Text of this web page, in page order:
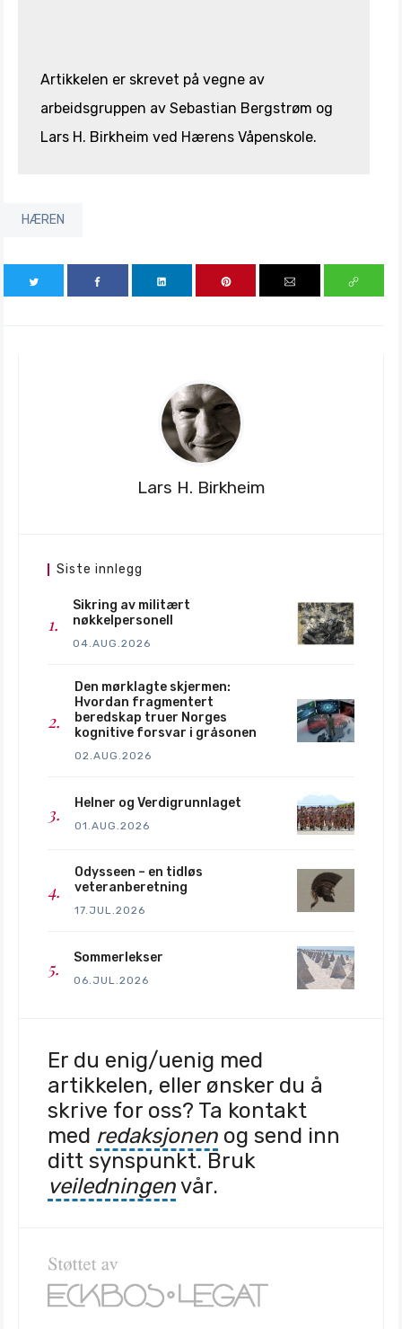
Artikkelen er skrevet på vegne av
arbeidsgruppen av Sebastian Bergstrøm og
Lars H. Birkheim ved Hærens Våpenskole.
HÆREN
Lars H. Birkheim
Siste innlegg
Sikring av militært
nøkkelpersonell
04.AUG.2026
Den mørklagte skjermen:
Hvordan fragmentert
beredskap truer Norges
kognitive forsvar i gråsonen
02.AUG.2026
Helner og Verdigrunnlaget
01.AUG.2026
Odysseen – en tidløs
veteranberetning
17.JUL.2026
Sommerlekser
06.JUL.2026
Er du enig/uenig med
artikkelen, eller ønsker du å
skrive for oss? Ta kontakt
med redaksjonen og send inn
ditt synspunkt. Bruk
veiledningenvår.